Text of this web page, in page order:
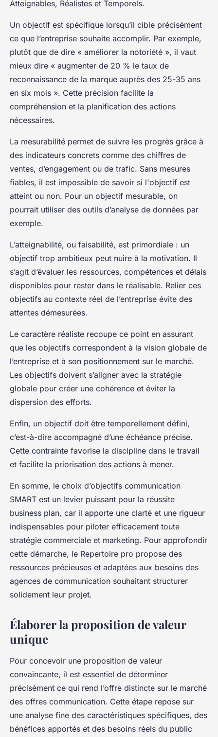
Atteignables, Réalistes et Temporels.
Un objectif est spécifique lorsqu’il cible précisément
ce que l’entreprise souhaite accomplir. Par exemple,
plutôt que de dire « améliorer la notoriété », il vaut
mieux dire « augmenter de 20 % le taux de
reconnaissance de la marque auprès des 25-35 ans
en six mois ». Cette précision facilite la
compréhension et la planification des actions
nécessaires.
La mesurabilité permet de suivre les progrès grâce à
des indicateurs concrets comme des chiffres de
ventes, d’engagement ou de trafic. Sans mesures
fiables, il est impossible de savoir si l'objectif est
atteint ou non. Pour un objectif mesurable, on
pourrait utiliser des outils d’analyse de données par
exemple.
L’atteignabilité, ou faisabilité, est primordiale : un
objectif trop ambitieux peut nuire à la motivation. Il
s’agit d’évaluer les ressources, compétences et délais
disponibles pour rester dans le réalisable. Relier ces
objectifs au contexte réel de l’entreprise évite des
attentes démesurées.
Le caractère réaliste recoupe ce point en assurant
que les objectifs correspondent à la vision globale de
l’entreprise et à son positionnement sur le marché.
Les objectifs doivent s’aligner avec la stratégie
globale pour créer une cohérence et éviter la
dispersion des efforts.
Enfin, un objectif doit être temporellement défini,
c’est-à-dire accompagné d’une échéance précise.
Cette contrainte favorise la discipline dans le travail
et facilite la priorisation des actions à mener.
En somme, le choix d’objectifs communication
SMART est un levier puissant pour la réussite
business plan, car il apporte une clarté et une rigueur
indispensables pour piloter efficacement toute
stratégie commerciale et marketing. Pour approfondir
cette démarche, le Repertoire pro propose des
ressources précieuses et adaptées aux besoins des
agences de communication souhaitant structurer
solidement leur projet.
Élaborer la proposition de valeur
unique
Pour concevoir une proposition de valeur
convaincante, il est essentiel de déterminer
précisément ce qui rend l’offre distincte sur le marché
des offres communication. Cette étape repose sur
une analyse fine des caractéristiques spécifiques, des
bénéfices apportés et des besoins réels du public